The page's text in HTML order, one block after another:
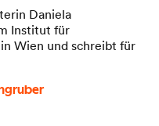
Daniela
Institut für
Wien und schreibt für